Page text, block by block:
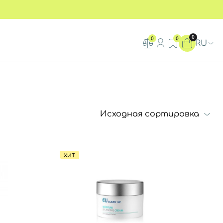
0 0 0
RU
ХИТ